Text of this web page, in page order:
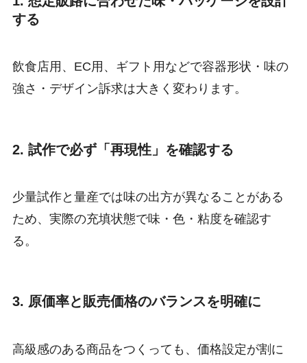
する
飲食店用、EC用、ギフト用などで容器形状・味の
強さ・デザイン訴求は大きく変わります。
2. 試作で必ず「再現性」を確認する
少量試作と量産では味の出方が異なることがある
ため、実際の充填状態で味・色・粘度を確認す
る。
3. 原価率と販売価格のバランスを明確に
高級感のある商品をつくっても、価格設定が割に